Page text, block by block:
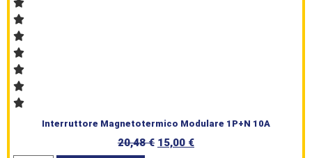
Interruttore Magnetotermico Modulare 1P+N 10A
20,48€ 15,00 €